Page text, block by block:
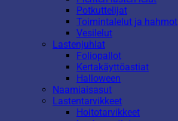
Potkuttelijat
Toimintalelut ja hahmot
Vesilelut
Lastenjuhlat
Foliopallot
Kertakäyttöastiat
Halloween
Naamiaisasut
Lastentarvikkeet
Hoitotarvikkeet